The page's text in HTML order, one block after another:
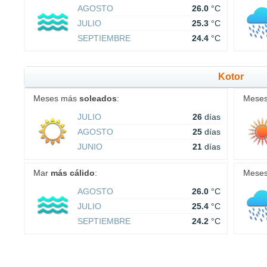
AGOSTO 26.0 °C
JULIO
25.3 °C
SEPTIEMBRE
24.4 °C
Kotor
Meses mássoleados:
JULIO
26 días
AGOSTO
25 días
JUNIO
21 días
Mar más cálido:
AGOSTO
26.0 °C
JULIO
25.4 °C
SEPTIEMBRE
24.2 °C